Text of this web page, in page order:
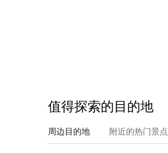
值得探索的目的地
周边目的地 附近的热门景点